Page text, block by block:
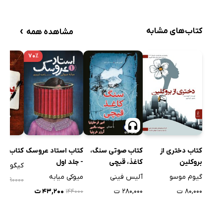
کتاب‌های مشابه مشاهده همه ›
کتاب دختری از
بروکلین
گیوم موسو
۸۰,۰۰۰ ت
کتاب صوتی سنگ،
کاغذ، قیچی
آلیس فینی
۲۸۰,۰۰۰ ت
۷۰٪
کتاب استاد عروسک
- جلد اول
میوکی میابه
۱۴۴۰۰۰ ۴۳,۲۰۰ ت
کتاب
کیگو
۹۰۰۰۰